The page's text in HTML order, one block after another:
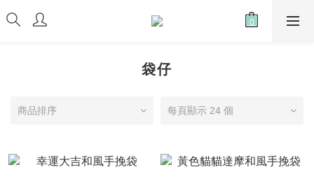
袋仔
商品排序 每頁顯示 24 個